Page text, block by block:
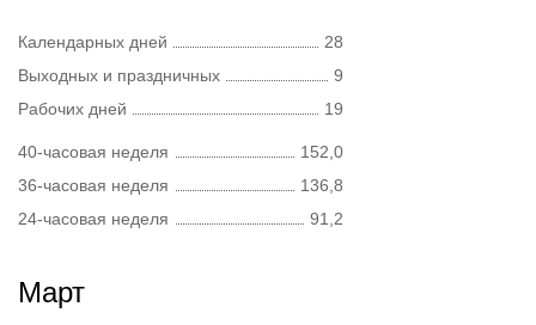
Календарных дней
28
Выходных и праздничных
9
Рабочих дней
19
40-часовая неделя
152,0
36-часовая неделя
136,8
24-часовая неделя
91,2
Март